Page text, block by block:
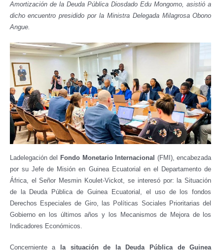
Amortización de la Deuda Pública Diosdado Edu Mongomo, asistió a
dicho encuentro presidido por la Ministra Delegada Milagrosa Obono
Angue.
Ladelegación del Fondo Monetario Internacional (FMI), encabezada
por su Jefe de Misión en Guinea Ecuatorial en el Departamento de
África, el Señor Mesmin Koulet-Vickot, se interesó por: la Situación
de la Deuda Pública de Guinea Ecuatorial, el uso de los fondos
Derechos Especiales de Giro, las Políticas Sociales Prioritarias del
Gobierno en los últimos años y los Mecanismos de Mejora de los
Indicadores Económicos.
Concerniente a
la situación de la Deuda Pública de Guinea